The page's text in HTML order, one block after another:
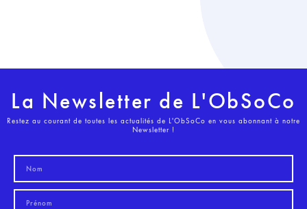
La Newsletter de L'ObSoCo
Restez au courant de toutes les actualités de L'ObSoCo en vous abonnant à notre
Newsletter !